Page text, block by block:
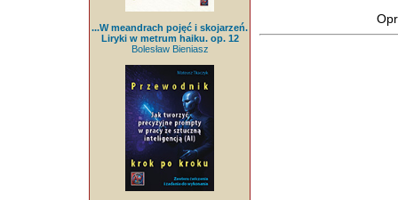
...W meandrach pojęć i skojarzeń.
Liryki w metrum haiku. op. 12
Bolesław Bieniasz